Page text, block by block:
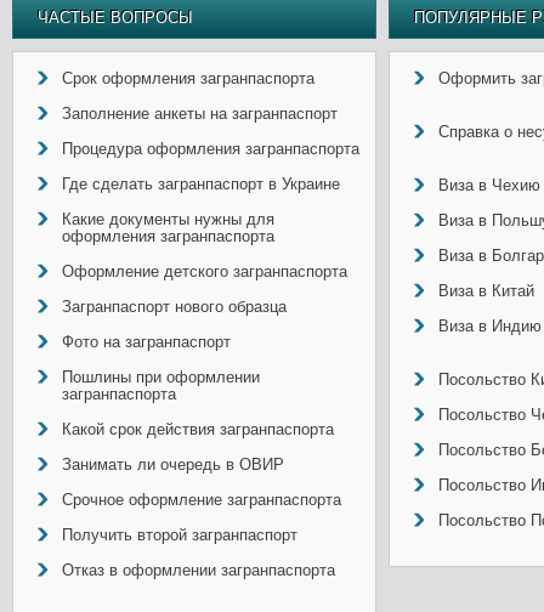
ЧАСТЫЕ ВОПРОСЫ
Срок оформления загранпаспорта
Заполнение анкеты на загранпаспорт
Процедура оформления загранпаспорта
Где сделать загранпаспорт в Украине
Какие документы нужны для
оформления загранпаспорта
Оформление детского загранпаспорта
Загранпаспорт нового образца
Фото на загранпаспорт
Пошлины при оформлении
загранпаспорта
Какой срок действия загранпаспорта
Занимать ли очередь в ОВИР
Срочное оформление загранпаспорта
Получить второй загранпаспорт
Отказ в оформлении загранпаспорта
ПОПУЛЯРНЫЕ
Оформить
Справка о
Виза в Чехию
Виза в
Виза в
Виза в Китай
Виза в Индию
Посольство
Посольство
Посольство
Посольство
Посольство